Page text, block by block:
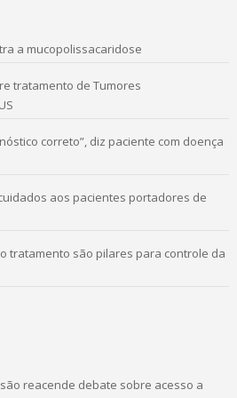
a mucopolissacaridose
tratamento de Tumores
correto”, diz paciente com doença
aos pacientes portadores de
tratamento são pilares para controle da
reacende debate sobre acesso a